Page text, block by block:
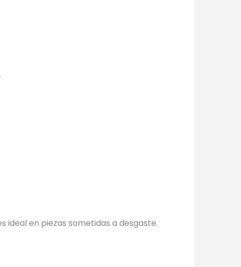
en piezas sometidas a desgaste.